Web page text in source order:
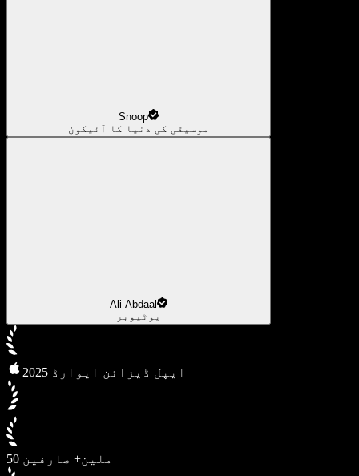
Snoop
موسیقی کی دنیا کا آئیکون
Ali Abdaal
یوٹیوبر
2025 ایپل ڈیزائن ایوارڈ
50 ملین+ صارفین